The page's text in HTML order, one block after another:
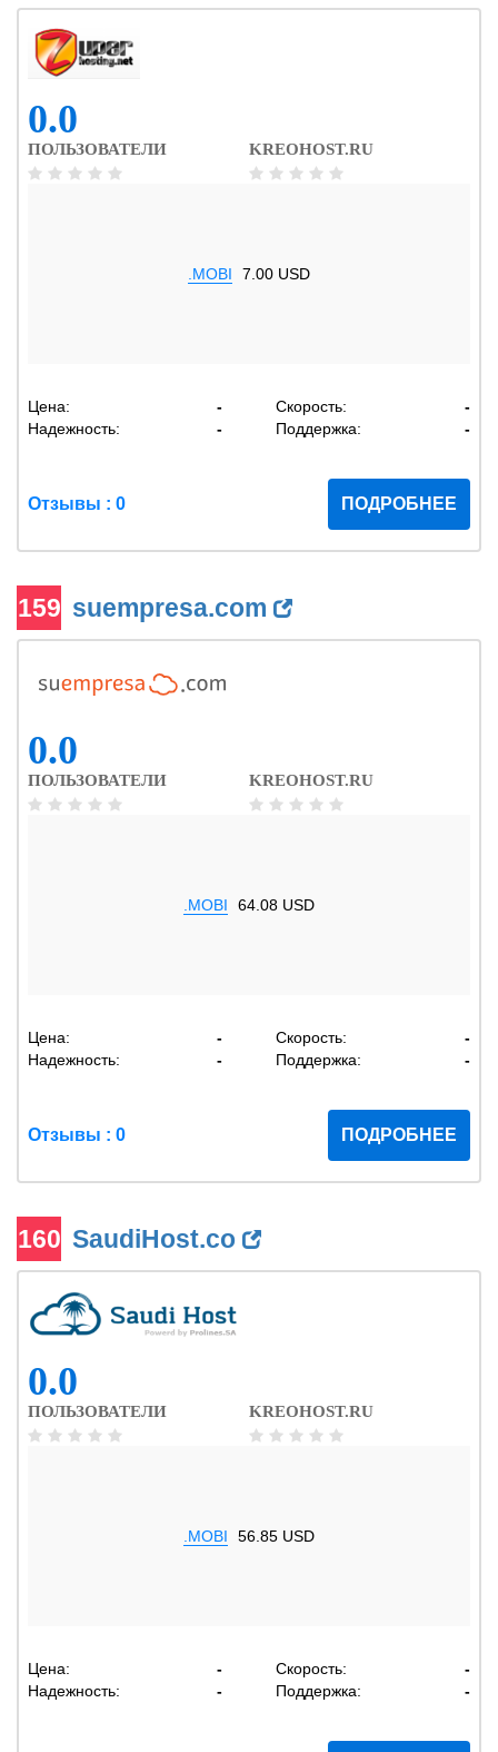
0.0
ПОЛЬЗОВАТЕЛИ KREOHOST.RU
.MOBI 7.00 USD
Цена: - Скорость:
-
Надежность:
- Поддержка: -
Отзывы : 0 ПОДРОБНЕЕ
159 suempresa.com
0.0
ПОЛЬЗОВАТЕЛИ KREOHOST.RU
.MOBI 64.08 USD
Цена: - Скорость:
-
Надежность:
- Поддержка: -
Отзывы : 0 ПОДРОБНЕЕ
160 SaudiHost.co
0.0
ПОЛЬЗОВАТЕЛИ KREOHOST.RU
.MOBI 56.85 USD
Цена: - Скорость:
-
Надежность:
- Поддержка: -